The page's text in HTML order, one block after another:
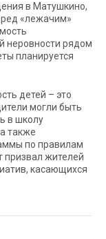
в Матушкино,
«лежачим»
неровности рядом
планируется
детей – это
могли быть
в школу
также
по правилам
призвал жителей
касающихся